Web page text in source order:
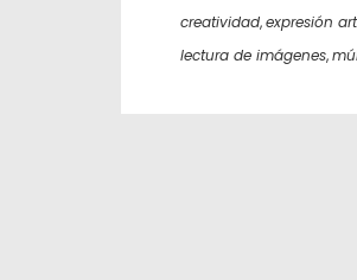
creatividad,expresión
lectura de imágenes,